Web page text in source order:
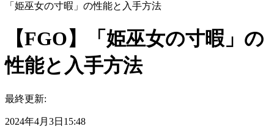
「姫巫女の寸暇」の性能と入手方法
【FGO】「姫巫女の寸暇」の
性能と入手方法
最終更新:
2024年4月3日15:48